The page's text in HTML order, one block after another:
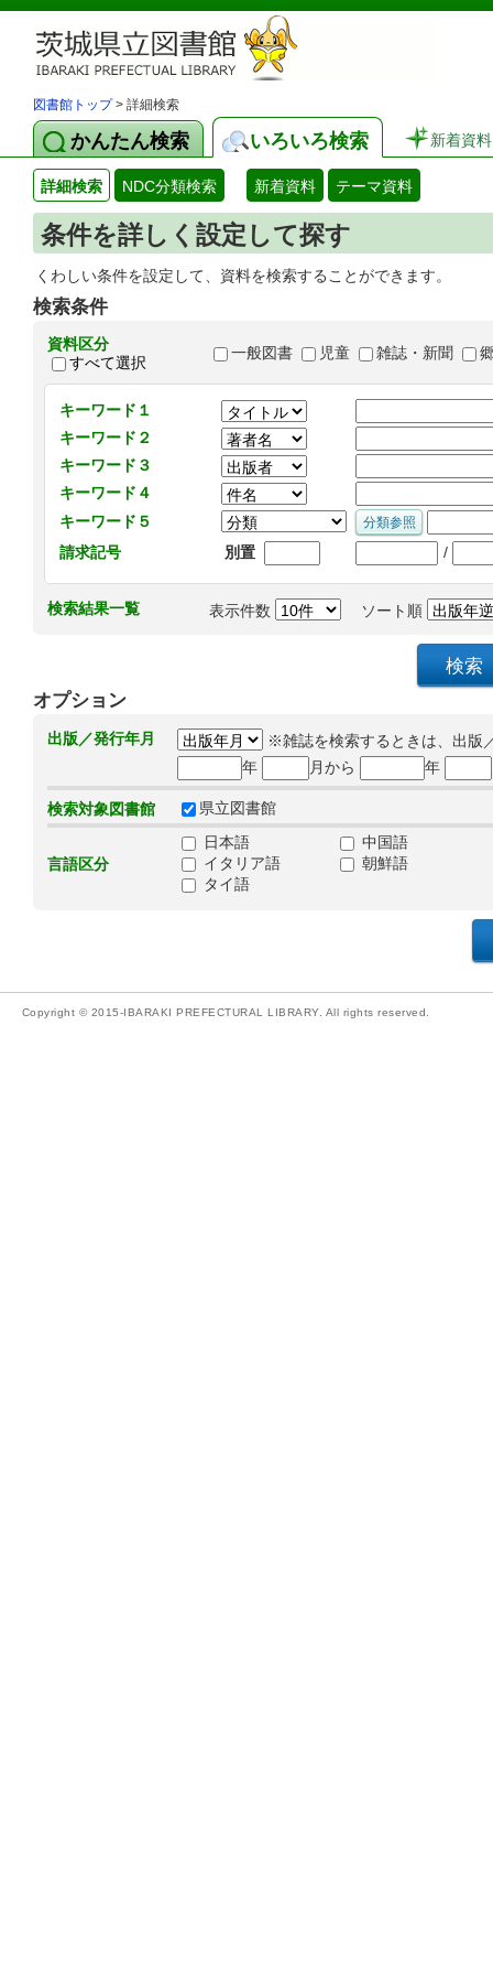
図書館トップ> 詳細検索
かんたん検索 いろいろ検索 新着資料
詳細検索 NDC分類検索 新着資料 テーマ資料
条件を詳しく設定して探す
くわしい条件を設定して、資料を検索することができます。
検索条件
資料区分
すべて選択
一般図書 児童 雑誌・新聞
キーワード１
キーワード２
キーワード３
キーワード４
キーワード５
請求記号
別置 /
検索結果一覧 表示件数 ソート順
オプション
出版／発行年月
※雑誌を検索するときは、出版
年
月から 年
検索対象図書館 県立図書館
言語区分
日本語
中国語
イタリア語
朝鮮語
タイ語
Copyright © 2015-IBARAKI PREFECTURAL LIBRARY. All rights reserved.